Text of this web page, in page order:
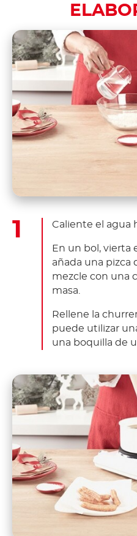
Caliente el agua
En un bol, vierta
añada una pizca
mezcle con una
masa.
Rellene la
puede utilizar
una boquilla de